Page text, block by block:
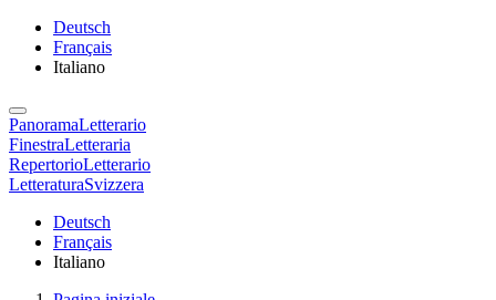
Deutsch
Français
Italiano
PanoramaLetterario
FinestraLetteraria
RepertorioLetterario
LetteraturaSvizzera
Deutsch
Français
Italiano